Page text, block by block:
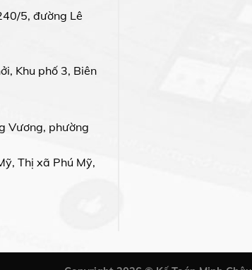
5, đường Lê
Khu phố 3, Biên
Vương, phường
Thị xã Phú Mỹ,